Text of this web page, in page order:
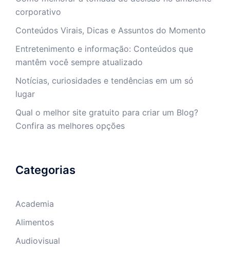
corporativo
Conteúdos Virais, Dicas e Assuntos do Momento
Entretenimento e informação: Conteúdos que
mantêm você sempre atualizado
Notícias, curiosidades e tendências em um só
lugar
Qual o melhor site gratuito para criar um Blog?
Confira as melhores opções
Categorias
Academia
Alimentos
Audiovisual